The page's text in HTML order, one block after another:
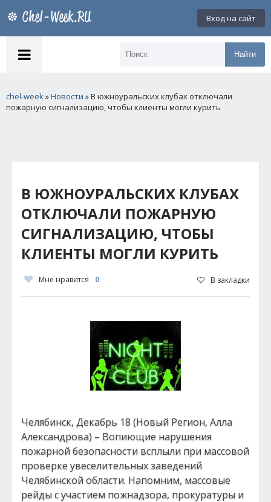
Вход на сайт
Найти
chel-week»Новости » В южноуральских клубах отключали
пожарную сигнализацию, чтобы клиенты могли курить
В ЮЖНОУРАЛЬСКИХ КЛУБАХ
ОТКЛЮЧАЛИ ПОЖАРНУЮ
СИГНАЛИЗАЦИЮ, ЧТОБЫ
КЛИЕНТЫ МОГЛИ КУРИТЬ
Мне нравится 0 В закладки
Челябинск, Декабрь 18 (Новый Регион, Алла
Александрова) – Вопиющие нарушения
пожарной безопасности всплыли при массовой
проверке увеселительных заведений
Челябинской области. Напомним, массовые
рейды с участием пожнадзора, прокуратуры и